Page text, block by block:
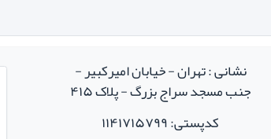
نشانی : تهران - خیابان امیرکبیر -
جنب مسجد سراج بزرگ - پلاک ۴۱۵
کدپستی: ۱۱۴۱۷۱۵۷۹۹